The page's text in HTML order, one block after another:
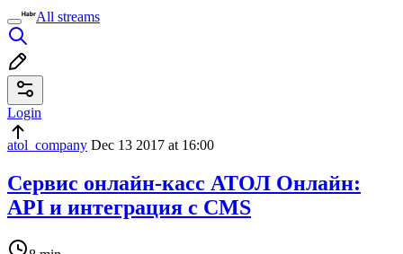
All streams
Login
atol_company Dec 13 2017 at 16:00
Сервис онлайн-касс АТОЛ Онлайн:
API и интеграция с CMS